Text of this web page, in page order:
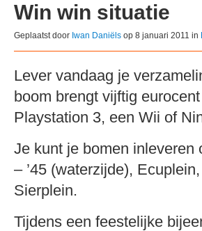
Win win situatie
Geplaatst door Iwan Daniëls op 8 januari 2011 in
Lever vandaag je
boom brengt vijftig
Playstation 3, een Wii of
Je kunt je bomen inleveren
– ’45 (waterzijde),
Sierplein.
Tijdens een feestelijke